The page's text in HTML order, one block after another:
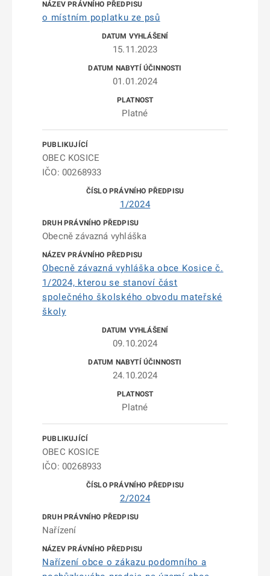
o místním poplatku ze psů
15.11.2023
01.01.2024
Platné
OBEC KOSICE
IČO: 00268933
1/2024
Obecně závazná vyhláška
Obecně závazná vyhláška obce Kosice č.
1/2024, kterou se stanoví část
společného školského obvodu mateřské
školy
09.10.2024
24.10.2024
Platné
OBEC KOSICE
IČO: 00268933
2/2024
Nařízení
Nařízení obce o zákazu podomního a